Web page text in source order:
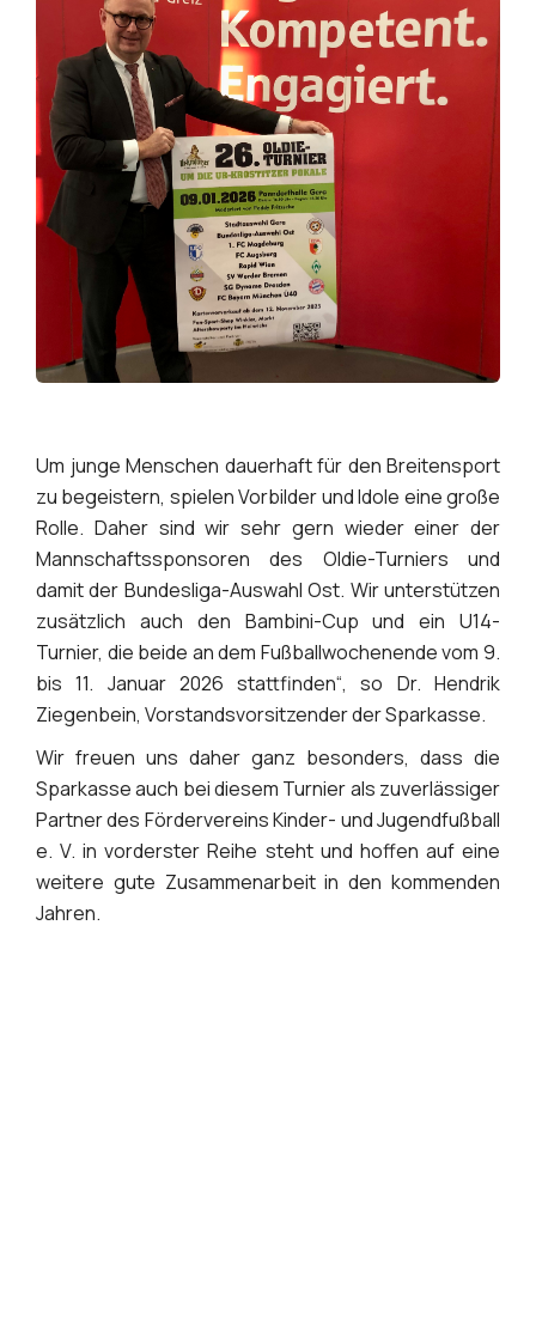
Um junge Menschen dauerhaft für den Breitensport
zu begeistern, spielen Vorbilder und Idole eine große
Rolle. Daher sind wir sehr gern wieder einer der
Mannschaftssponsoren des Oldie-Turniers und
damit der Bundesliga-Auswahl Ost. Wir unterstützen
zusätzlich auch den Bambini-Cup und ein U14-
Turnier, die beide an dem Fußballwochenende vom 9.
bis 11. Januar 2026 stattfinden“, so Dr. Hendrik
Ziegenbein, Vorstandsvorsitzender der Sparkasse.
Wir freuen uns daher ganz besonders, dass die
Sparkasse auch bei diesem Turnier als zuverlässiger
Partner des Fördervereins Kinder- und Jugendfußball
e. V. in vorderster Reihe steht und hoffen auf eine
weitere gute Zusammenarbeit in den kommenden
Jahren.